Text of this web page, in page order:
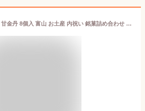
リブラン 富山銘菓 甘金丹 8個入 富山 お土産 内祝い 銘菓詰め合わせ 人気